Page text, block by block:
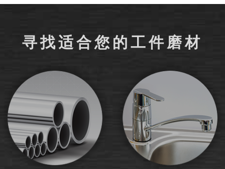
寻找适合您的工件磨材